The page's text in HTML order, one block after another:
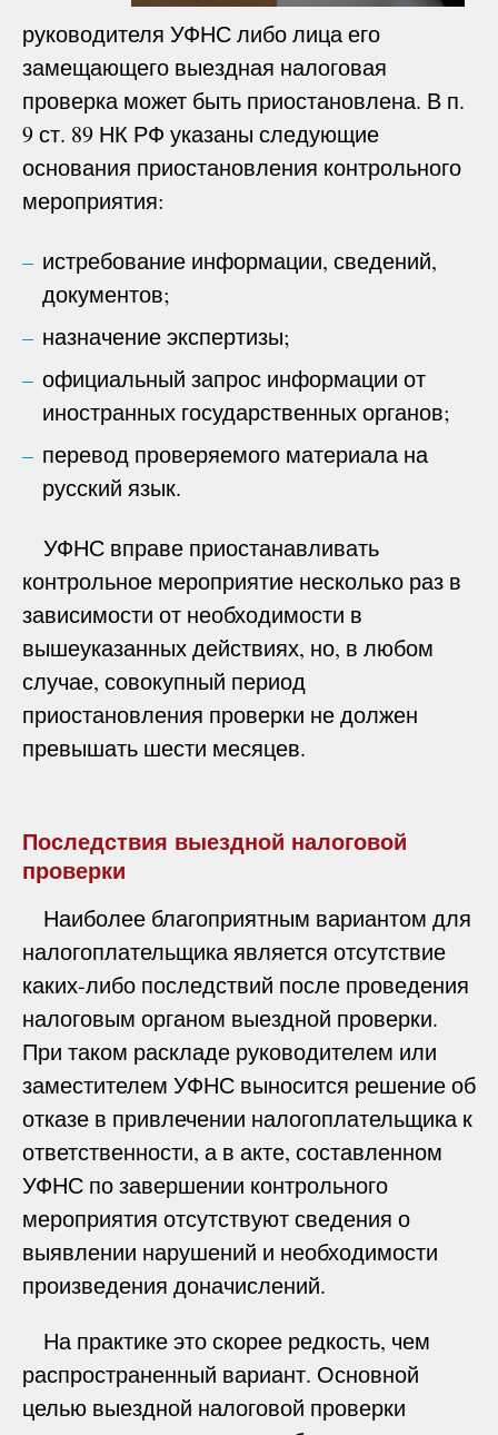
руководителя УФНС либо лица его
замещающего выездная налоговая
проверка может быть приостановлена. В п.
9 ст. 89 НК РФ указаны следующие
основания приостановления контрольного
мероприятия:
истребование информации, сведений,
документов;
назначение экспертизы;
официальный запрос информации от
иностранных государственных органов;
перевод проверяемого материала на
русский язык.
УФНС вправе приостанавливать
контрольное мероприятие несколько раз в
зависимости от необходимости в
вышеуказанных действиях, но, в любом
случае, совокупный период
приостановления проверки не должен
превышать шести месяцев.
Последствия выездной налоговой
проверки
Наиболее благоприятным вариантом для
налогоплательщика является отсутствие
каких-либо последствий после проведения
налоговым органом выездной проверки.
При таком раскладе руководителем или
заместителем УФНС выносится решение об
отказе в привлечении налогоплательщика к
ответственности, а в акте, составленном
УФНС по завершении контрольного
мероприятия отсутствуют сведения о
выявлении нарушений и необходимости
произведения доначислений.
На практике это скорее редкость, чем
распространенный вариант. Основной
целью выездной налоговой проверки